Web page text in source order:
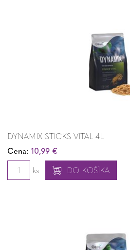
DYNAMIX STICKS VITAL 4L
Cena: 10,99 €
ks
DO KOŠÍKA